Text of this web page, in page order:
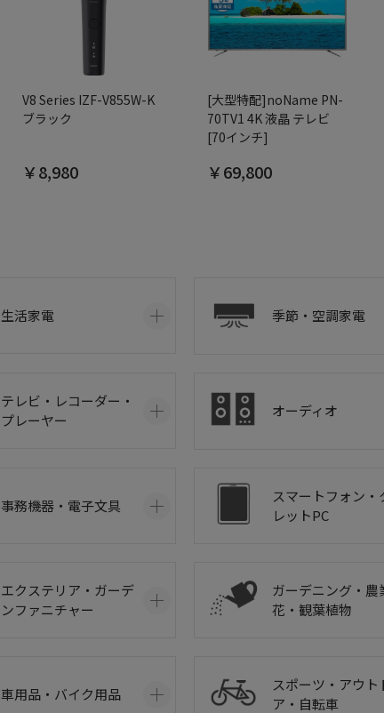
V8 Series IZF-V855W-K
ブラック
￥8,980
[大型特配]noName PN-
70TV1 4K 液晶 テレビ
[70インチ]
￥69,800
生活家電 季節・空調家電
テレビ・レコーダー・
プレーヤー
オーディオ
事務機器・電子文具
スマートフォン・
レットPC
エクステリア・ガーデ
ンファニチャー
ガーデニング・農
花・観葉植物
車用品・バイク用品
スポーツ・アウト
ア・自転車